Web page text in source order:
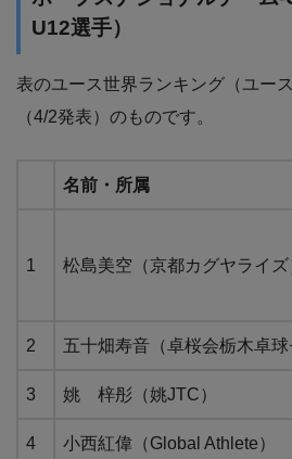
U12選手）
表のユース世界ランキング（ユー
（4/2発表）のものです。
名前・所属
1 松島美空（京都カグヤライズ
2 五十畑寿音（卓桜会栃木卓球
3 姚 梓彤（姚JTC）
4 小西紅偉（Global Athlete）